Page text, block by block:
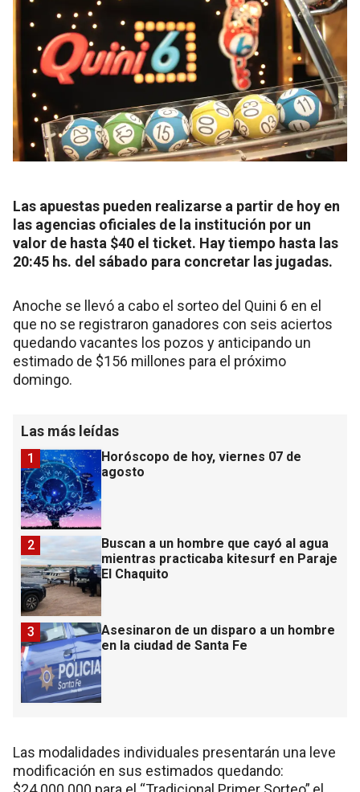
Las apuestas pueden realizarse a partir de hoy en
las agencias oficiales de la institución por un
valor de hasta $40 el ticket. Hay tiempo hasta las
20:45 hs. del sábado para concretar las jugadas.
Anoche se llevó a cabo el sorteo del Quini 6 en el
que no se registraron ganadores con seis aciertos
quedando vacantes los pozos y anticipando un
estimado de $156 millones para el próximo
domingo.
Las más leídas
Horóscopo de hoy, viernes 07 de
agosto
1
Buscan a un hombre que cayó al agua
mientras practicaba kitesurf en Paraje
El Chaquito
2
Asesinaron de un disparo a un hombre
en la ciudad de Santa Fe
3
Las modalidades individuales presentarán una leve
modificación en sus estimados quedando: